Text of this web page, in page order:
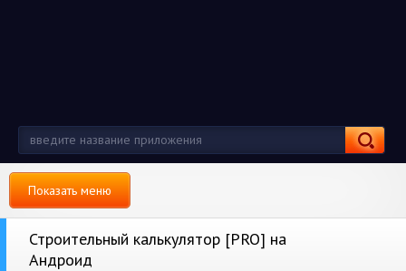
Показать меню
Строительный калькулятор [PRO] на
Андроид